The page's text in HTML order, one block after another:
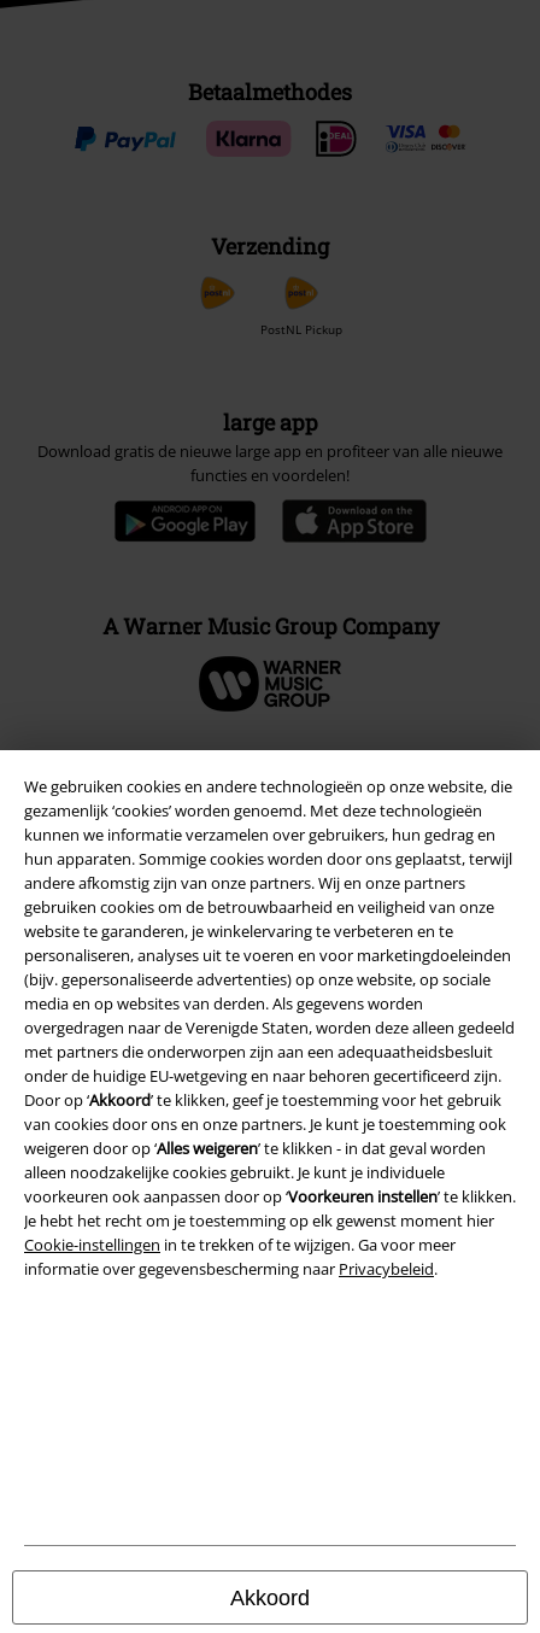
We gebruiken cookies en andere technologieën op onze website, die
gezamenlijk ‘cookies’ worden genoemd. Met deze technologieën
kunnen we informatie verzamelen over gebruikers, hun gedrag en
hun apparaten. Sommige cookies worden door ons geplaatst, terwijl
andere afkomstig zijn van onze partners. Wij en onze partners
gebruiken cookies om de betrouwbaarheid en veiligheid van onze
website te garanderen, je winkelervaring te verbeteren en te
personaliseren, analyses uit te voeren en voor marketingdoeleinden
(bijv. gepersonaliseerde advertenties) op onze website, op sociale
media en op websites van derden. Als gegevens worden
overgedragen naar de Verenigde Staten, worden deze alleen gedeeld
met partners die onderworpen zijn aan een adequaatheidsbesluit
onder de huidige EU-wetgeving en naar behoren gecertificeerd zijn.
Door op ‘Akkoord’ te klikken, geef je toestemming voor het gebruik
van cookies door ons en onze partners. Je kunt je toestemming ook
weigeren door op ‘Alles weigeren’ te klikken - in dat geval worden
alleen noodzakelijke cookies gebruikt. Je kunt je individuele
voorkeuren ook aanpassen door op ‘Voorkeuren instellen’ te klikken.
Je hebt het recht om je toestemming op elk gewenst moment hier
Cookie-instellingen in te trekken of te wijzigen. Ga voor meer
informatie over gegevensbescherming naar Privacybeleid.
Akkoord
Betaalmethodes
Verzending
PostNL Pickup
large app
Download gratis de nieuwe large app en profiteer van alle nieuwe
functies en voordelen!
A Warner Music Group Company
Beveiliging
Legal
Algemene Voorwaarden
Bedrijfsgegevens
Alle prijzen incl.wettelijke BTW
© 1986-2026 Large Popmerchandising B.V.